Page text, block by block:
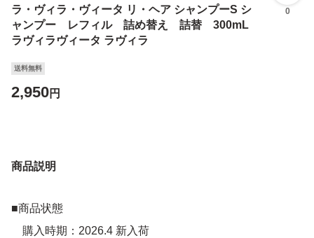
ラ・ヴィラ・ヴィータ リ・ヘア シャンプーS シ
ャンプー レフィル 詰め替え 詰替 300mL
ラヴィラヴィータ ラヴィラ
0
送料無料
2,950円
商品説明
■商品状態
購入時期：2026.4 新入荷